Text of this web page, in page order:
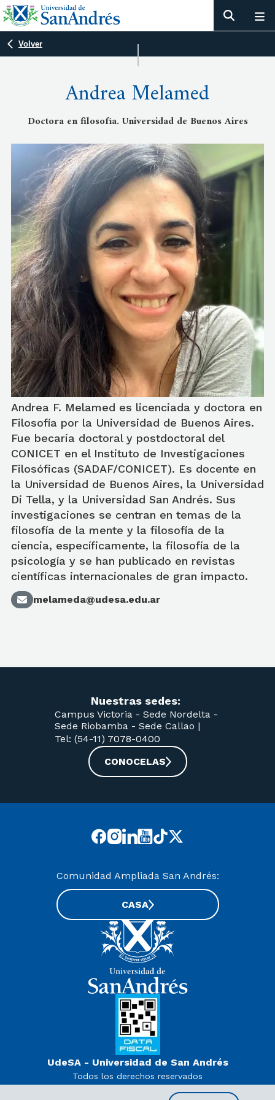
Volver
Andrea Melamed
Doctora en filosofía. Universidad de Buenos Aires
Andrea F. Melamed es licenciada y doctora en
Filosofía por la Universidad de Buenos Aires.
Fue becaria doctoral y postdoctoral del
CONICET en el Instituto de Investigaciones
Filosóficas (SADAF/CONICET). Es docente en
la Universidad de Buenos Aires, la Universidad
Di Tella, y la Universidad San Andrés. Sus
investigaciones se centran en temas de la
filosofía de la mente y la filosofía de la
ciencia, específicamente, la filosofía de la
psicología y se han publicado en revistas
científicas internacionales de gran impacto.
melameda@udesa.edu.ar
Nuestras sedes:
Campus Victoria - Sede Nordelta -
Sede Riobamba - Sede Callao |
Tel: (54-11) 7078-0400
CONOCELAS
UdeSA - Universidad de San Andrés
Todos los derechos reservados
Comunidad Ampliada San Andrés:
CASA